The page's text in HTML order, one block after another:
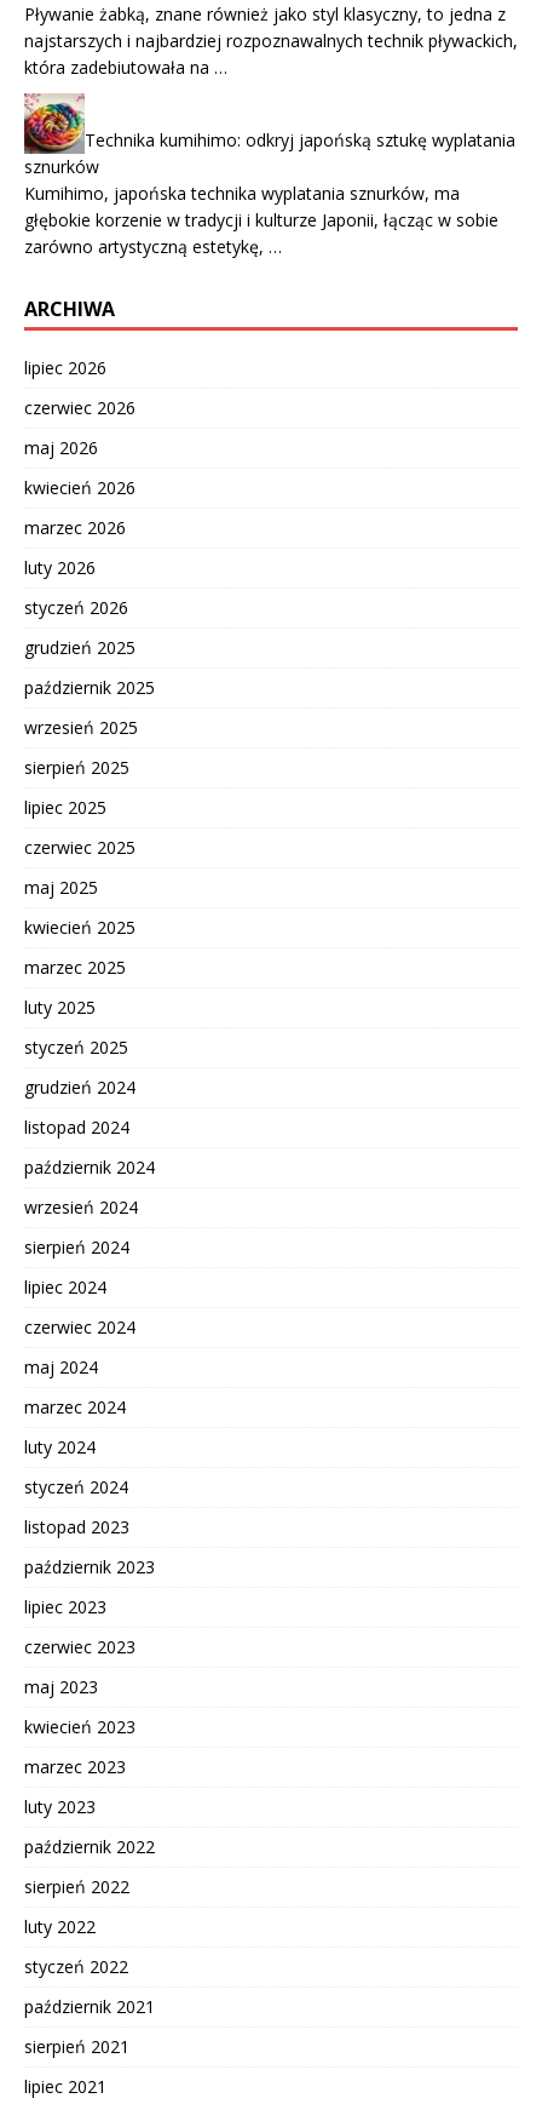
Pływanie żabką, znane również jako styl klasyczny, to jedna z
najstarszych i najbardziej rozpoznawalnych technik pływackich,
która zadebiutowała na …
Technika kumihimo: odkryj japońską sztukę wyplatania
sznurków
Kumihimo, japońska technika wyplatania sznurków, ma
głębokie korzenie w tradycji i kulturze Japonii, łącząc w sobie
zarówno artystyczną estetykę, …
ARCHIWA
lipiec 2026
czerwiec 2026
maj 2026
kwiecień 2026
marzec 2026
luty 2026
styczeń 2026
grudzień 2025
październik 2025
wrzesień 2025
sierpień 2025
lipiec 2025
czerwiec 2025
maj 2025
kwiecień 2025
marzec 2025
luty 2025
styczeń 2025
grudzień 2024
listopad 2024
październik 2024
wrzesień 2024
sierpień 2024
lipiec 2024
czerwiec 2024
maj 2024
marzec 2024
luty 2024
styczeń 2024
listopad 2023
październik 2023
lipiec 2023
czerwiec 2023
maj 2023
kwiecień 2023
marzec 2023
luty 2023
październik 2022
sierpień 2022
luty 2022
styczeń 2022
październik 2021
sierpień 2021
lipiec 2021